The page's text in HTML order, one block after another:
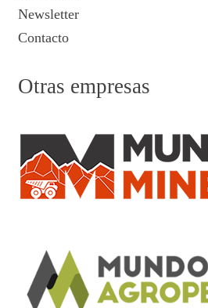
Newsletter
Contacto
Otras empresas